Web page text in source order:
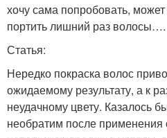
хочу сама попробовать,
портить лишний раз волосы….
Статья:
Нередко покраска волос
ожидаемому результату, а к
неудачному цвету. Казалось
необратим после применения